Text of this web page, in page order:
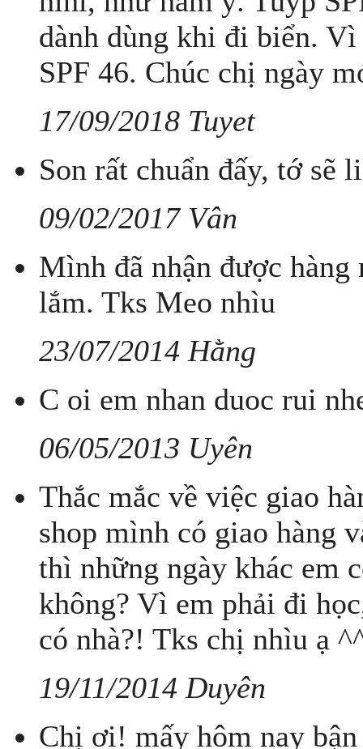
dành dùng khi đi biển.
SPF 46. Chúc chị ngày
17/09/2018 Tuyet
Son rất chuẩn đấy, tớ sẽ
09/02/2017 Vân
Mình đã nhận được
lắm. Tks Meo nhìu
23/07/2014 Hằng
C oi em nhan duoc rui
06/05/2013 Uyên
Thắc mắc về việc giao
shop mình có giao hàng
thì những ngày khác em
không? Vì em phải đi
có nhà?! Tks chị nhìu ạ
19/11/2014 Duyên
Chị ơi! mấy hôm nay